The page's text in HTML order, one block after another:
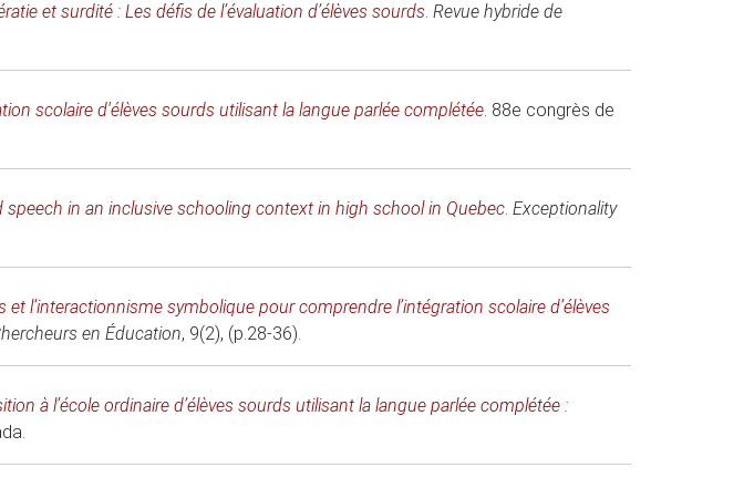
et surdité : Les défis de l’évaluation d’élèves sourds. Revue hybride de
scolaire d'élèves sourds utilisant la langue parlée complétée. 88e congrès de
in an inclusive schooling context in high school in Quebec. Exceptionality
l’interactionnisme symbolique pour comprendre l’intégration scolaire d’élèves
en Éducation, 9(2), (p.28-36).
à l’école ordinaire d’élèves sourds utilisant la langue parlée complétée :